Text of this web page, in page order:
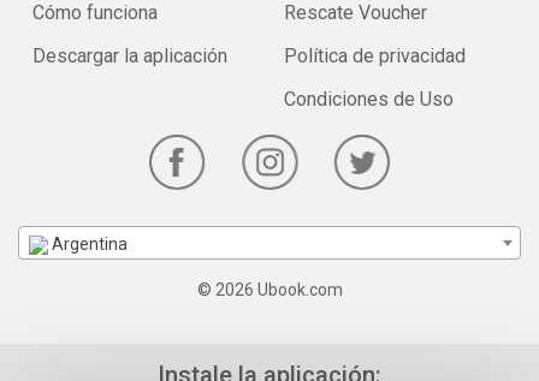
Cómo funciona
Descargar la aplicación
Rescate Voucher
Política de privacidad
Condiciones de Uso
Argentina
© 2026 Ubook.com
Instale la aplicación: